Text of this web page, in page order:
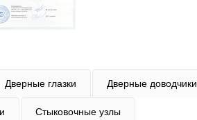
Дверные глазки Дверные доводчики
Стыковочные узлы